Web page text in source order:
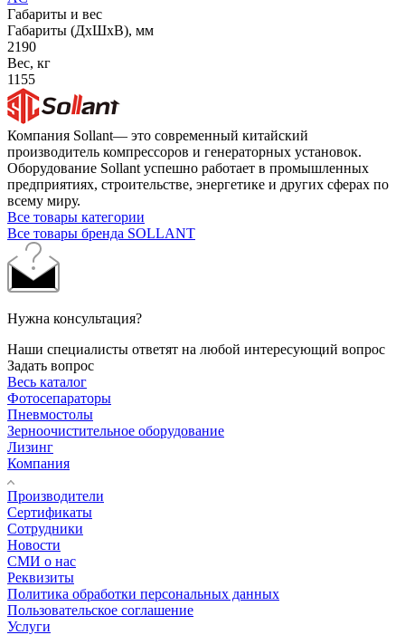
Габариты и вес
Габариты (ДхШхВ), мм
2190
Вес, кг
1155
Компания Sollant— это современный китайский
производитель компрессоров и генераторных установок.
Оборудование Sollant успешно работает в промышленных
предприятиях, строительстве, энергетике и других сферах по
всему миру.
Все товары категории
Все товары бренда SOLLANT
Нужна консультация?
Наши специалисты ответят на любой интересующий вопрос
Задать вопрос
Весь каталог
Фотосепараторы
Пневмостолы
Зерноочистительное оборудование
Лизинг
Компания
Производители
Сертификаты
Сотрудники
Новости
СМИ о нас
Реквизиты
Политика обработки персональных данных
Пользовательское соглашение
Услуги